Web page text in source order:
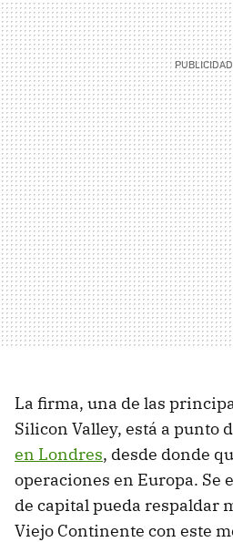
La firma, una de las
Silicon Valley, está a punto
en Londres, desde donde
operaciones en Europa. Se
de capital pueda respaldar
Viejo Continente con este